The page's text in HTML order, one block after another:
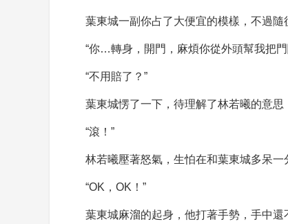
葉東城一副你占了大便宜的模樣，不過
“你…轉身，開門，麻煩你從外頭幫我把
“不用賠了？”
葉東城愣了一下，待理解了林若曦的意思
“滾！”
林若曦壓著怒氣，生怕在和葉東城多呆一
“OK，OK！”
葉東城麻溜的起身，他打著手勢，手中還